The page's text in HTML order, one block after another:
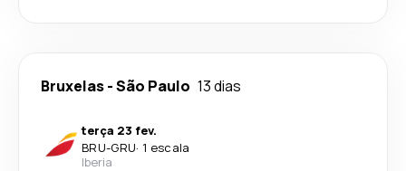
Bruxelas-São Paulo 13 dias
terça 23 fev.
BRU-GRU· 1 escala
Iberia